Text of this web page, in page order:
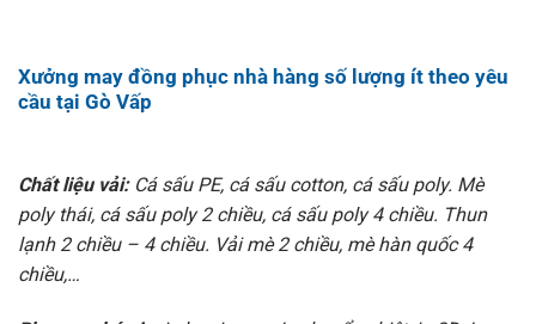
Xưởng may đồng phục nhà hàng số lượng ít theo yêu
cầu tại Gò Vấp
Chất liệu vải:Cá sấu PE, cá sấu cotton, cá sấu poly. Mè
poly thái, cá sấu poly 2 chiều, cá sấu poly 4 chiều. Thun
lạnh 2 chiều – 4 chiều. Vải mè 2 chiều, mè hàn quốc 4
chiều,…